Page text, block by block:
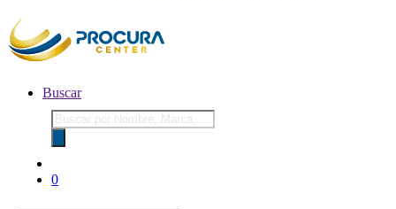
Buscar
Búsqueda
de
productos
0